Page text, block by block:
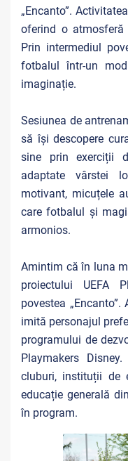
„Encanto”.
oferind o
Prin intermediul
fotbalul într-un
imaginație.
Sesiunea de
să își descopere
sine prin exerciții
adaptate vârstei
motivant, micuțele
care fotbalul și
armonios.
Amintim că în luna
proiectului UEFA
povestea
imită personajul
programului de
Playmakers
cluburi, instituții de
educație generală
în program.